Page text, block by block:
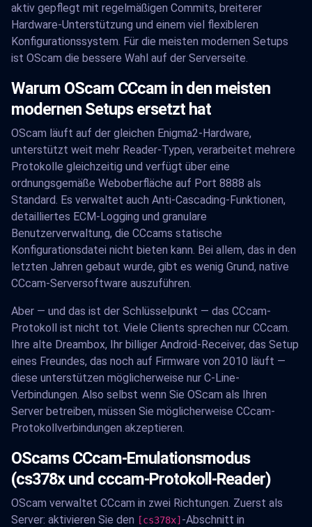
aktiv gepflegt mit regelmäßigen Commits, breiterer
Hardware-Unterstützung und einem viel flexibleren
Konfigurationssystem. Für die meisten modernen Setups
ist OScam die bessere Wahl auf der Serverseite.
Warum OScam CCcam in den meisten
modernen Setups ersetzt hat
OScam läuft auf der gleichen Enigma2-Hardware,
unterstützt weit mehr Reader-Typen, verarbeitet mehrere
Protokolle gleichzeitig und verfügt über eine
ordnungsgemäße Weboberfläche auf Port 8888 als
Standard. Es verwaltet auch Anti-Cascading-Funktionen,
detailliertes ECM-Logging und granulare
Benutzerverwaltung, die CCcams statische
Konfigurationsdatei nicht bieten kann. Bei allem, das in den
letzten Jahren gebaut wurde, gibt es wenig Grund, native
CCcam-Serversoftware auszuführen.
Aber — und das ist der Schlüsselpunkt — das CCcam-
Protokoll ist nicht tot. Viele Clients sprechen nur CCcam.
Ihre alte Dreambox, Ihr billiger Android-Receiver, das Setup
eines Freundes, das noch auf Firmware von 2010 läuft —
diese unterstützen möglicherweise nur C-Line-
Verbindungen. Also selbst wenn Sie OScam als Ihren
Server betreiben, müssen Sie möglicherweise CCcam-
Protokollverbindungen akzeptieren.
OScams CCcam-Emulationsmodus
(cs378x und cccam-Protokoll-Reader)
OScam verwaltet CCcam in zwei Richtungen. Zuerst als
Server: aktivieren Sie den [cs378x] -Abschnitt in